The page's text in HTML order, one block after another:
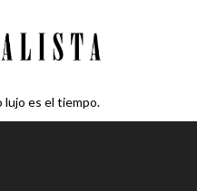
lujo es el tiempo.